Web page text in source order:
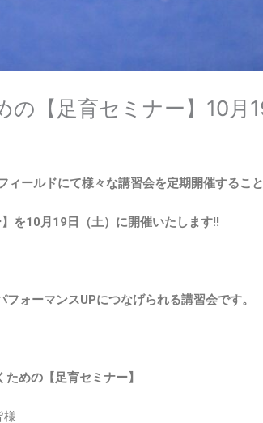
の【足育セミナー】10月
ールドにて様々な講習会を定期開催するこ
を10月19日（土）に開催いたします!!
ォーマンスUPにつなげられる講習会です。
めの【足育セミナー】
様